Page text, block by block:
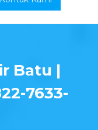
Batu |
7633-